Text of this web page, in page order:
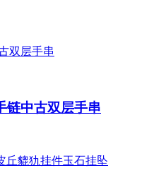
链中古双层手串